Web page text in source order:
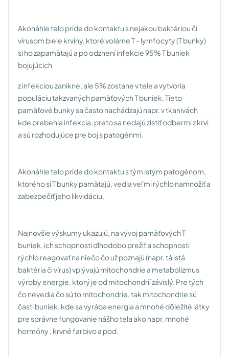
Akonáhle telo príde do kontaktu s nejakou baktériou či
vírusom biele krviny, ktoré voláme T - lymfocyty (T bunky)
si ho zapamätajú a po odznení infekcie 95% T buniek
bojujúcich
z infekciou zanikne, ale 5% zostane v tele a vytvoria
populáciu takzvaných pamäťových T buniek. Tieto
pamäťové bunky sa často nachádzajú napr. v tkanivách
kde prebehla infekcia, preto sa nedajú zistiť odbermi z krvi
a sú rozhodujúce pre boj s patogénmi.
Akonáhle telo príde do kontaktu s tým istým patogénom,
ktorého si T bunky pamätajú, vedia veľmi rýchlo namnožiť a
zabezpečiť jeho likvidáciu.
Najnovšie výskumy ukazujú, na vývoj pamäťových T
buniek, ich schopnosti dlhodobo prežiť a schopnosti
rýchlo reagovať na niečo čo už poznajú (napr. tá istá
baktéria či vírus) vplývajú mitochondrie a metabolizmus
výroby energie, ktorý je od mitochondrií závislý. Pre tých
čo nevedia čo sú to mitochondrie, tak mitochondrie sú
časti buniek, kde sa vyrába energia a mnohé dôležité látky
pre správne fungovanie nášho tela ako napr. mnohé
hormóny , krvné farbivo a pod.